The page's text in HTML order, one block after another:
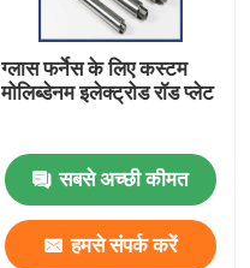
ग्लास फर्नेस के लिए कस्टम
मोलिब्डेनम इलेक्ट्रोड रॉड प्लेट
सबसे अच्छी कीमत
हमसे संपर्क करें